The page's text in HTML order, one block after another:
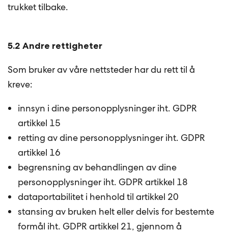
trukket tilbake.
5.2 Andre rettigheter
Som bruker av våre nettsteder har du rett til å
kreve:
innsyn i dine personopplysninger iht. GDPR
artikkel 15
retting av dine personopplysninger iht. GDPR
artikkel 16
begrensning av behandlingen av dine
personopplysninger iht. GDPR artikkel 18
dataportabilitet i henhold til artikkel 20
stansing av bruken helt eller delvis for bestemte
formål iht. GDPR artikkel 21, gjennom å